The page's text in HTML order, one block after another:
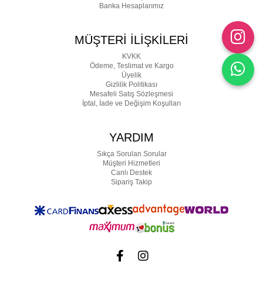
Banka Hesaplarımız
MÜŞTERİ İLİŞKİLERİ
KVKK
Ödeme, Teslimat ve Kargo
Üyelik
Gizlilik Politikası
Mesafeli Satış Sözleşmesi
İptal, İade ve Değişim Koşulları
YARDIM
Sıkça Sorulan Sorular
Müşteri Hizmetleri
Canlı Destek
Sipariş Takip